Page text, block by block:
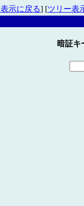
示に戻る] [ツリー表
暗証キ